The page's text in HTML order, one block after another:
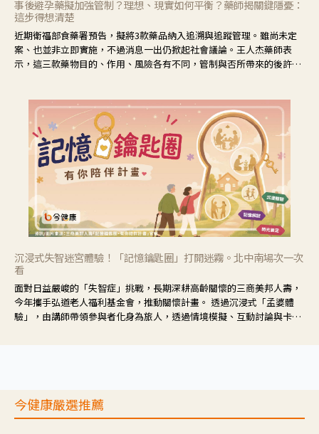
事後避孕藥擬加強管制？理想、現實如何平衡？藥師揭關鍵隱憂：
這步得想清楚
近期衛福部食藥署預告，擬將3款藥品納入追溯與追蹤管理。雖尚未定
案、也並非立即實施，不過消息一出仍掀起社會議論。王人杰藥師表
示，這三款藥物目的、作用、風險各有不同，管制與否所帶來的後許影
沉浸式失智迷宮體驗！「記憶鑰匙圈」打開迷霧。北中南場次一次
看
面對日益嚴峻的「失智症」挑戰，長期深耕高齡關懷的三商美邦人壽，
今年攜手弘道老人福利基金會，推動關懷計畫。 透過沉浸式「孟婆體
驗」，由講師帶領參與者化身為旅人，透過情境模擬、互動討論與卡牌
今健康嚴選推薦